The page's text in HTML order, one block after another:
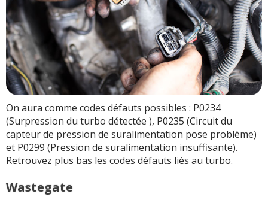
On aura comme codes défauts possibles : P0234
(Surpression du turbo détectée ), P0235 (Circuit du
capteur de pression de suralimentation pose problème)
et P0299 (Pression de suralimentation insuffisante).
Retrouvez plus bas les codes défauts liés au turbo.
Wastegate